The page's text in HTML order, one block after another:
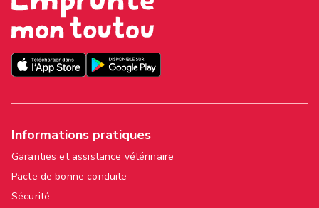
Informations pratiques
Garanties et assistance vétérinaire
Pacte de bonne conduite
Sécurité